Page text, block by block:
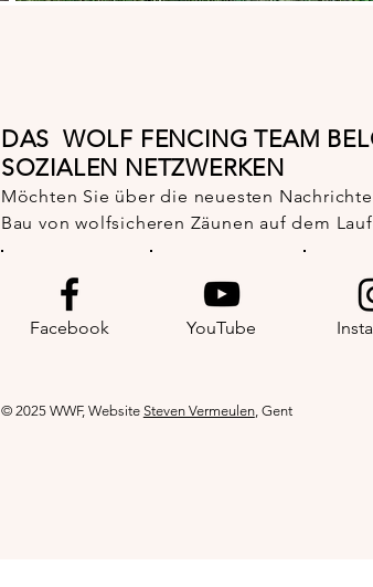
DAS WOLF FENCING TEAM
SOZIALEN NETZWERKEN
Möchten Sie über die neuesten
Bau von wolfsicheren Zäunen auf dem
Facebook YouTube
© 2025 WWF, Website Steven Vermeulen, Gent